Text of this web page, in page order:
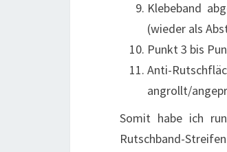
Klebeband
(wieder als
Punkt 3 bis
Anti-
angrollt/
Somit habe ich
Rutschband-